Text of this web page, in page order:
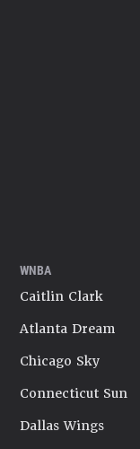
WNBA
Caitlin Clark
Atlanta Dream
Chicago Sky
Connecticut Sun
Dallas Wings